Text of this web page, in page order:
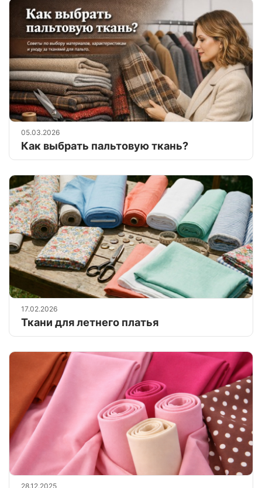
05.03.2026
Как выбрать пальтовую ткань?
17.02.2026
Ткани для летнего платья
28.12.2025